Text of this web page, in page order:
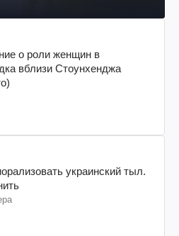
о роли женщин в
вблизи Стоунхенджа
украинский тыл.